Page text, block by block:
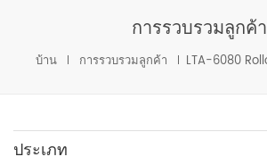
การรวบรวมลูกค้า
บ้าน การรวบรวมลูกค้า
ประเภท